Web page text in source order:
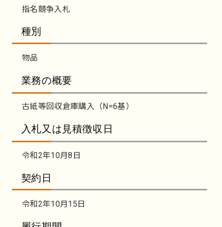
指名競争入札
種別
物品
業務の概要
古紙等回収倉庫購入（N=6基）
入札又は見積徴収日
令和2年10月8日
契約日
令和2年10月15日